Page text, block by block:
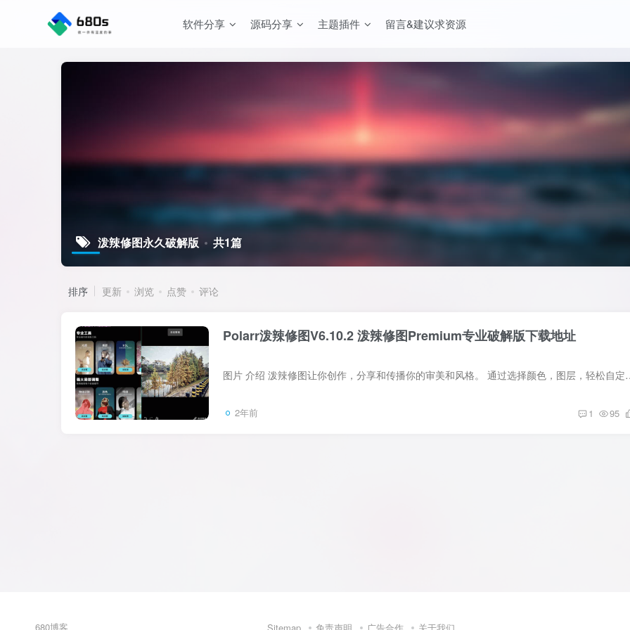
软件分享 源码分享 主题插件 留言&建议求资源
泼辣修图永久破解版 共1篇
排序 更新 浏览 点赞 评论
Polarr泼辣修图V6.10.2 泼辣修图Premium专业破解版下载地址
图片 介绍 泼辣修图让你创作，分享和传播你的审美和
2年前 1 95
680博客 Sitemap 免责声明 广告合作 关于我们